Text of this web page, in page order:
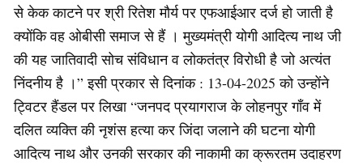
से केक काटने पर श्री रितेश मौर्य पर एफआईआर दर्ज हो जाती है
क्योंकि वह ओबीसी समाज से हैं । मुख्यमंत्री योगी आदित्य नाथ जी
की यह जातिवादी सोच संविधान व लोकतंत्र विरोधी है जो अत्यंत
निंदनीय है ।” इसी प्रकार से दिनांक : 13-04-2025 को उन्होंने
ट्विटर हैंडल पर लिखा “जनपद प्रयागराज के लोहनपुर गाँव में
दलित व्यक्ति की नृशंस हत्या कर जिंदा जलाने की घटना योगी
आदित्य नाथ और उनकी सरकार की नाकामी का क्रूरतम उदाहरण